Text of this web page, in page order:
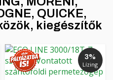
QUICKE,
kiegészítők
3%
Lízing